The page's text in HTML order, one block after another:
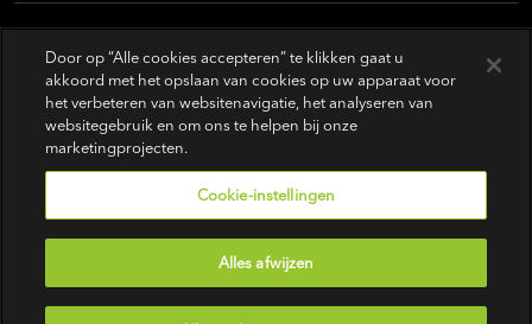
Gebruiksvoorwaarden | Privacybeleid
Do Not Sell or Share My Personal Information
Door op “Alle cookies accepteren” te klikken gaat u
akkoord met het opslaan van cookies op uw apparaat voor
het verbeteren van websitenavigatie, het analyseren van
websitegebruik en om ons te helpen bij onze
marketingprojecten.
Cookie-instellingen
Alles afwijzen